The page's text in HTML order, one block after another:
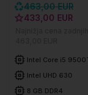
463,00 EUR
433,00 EUR
Intel Core i5
Intel UHD 630
8 GB DDR4